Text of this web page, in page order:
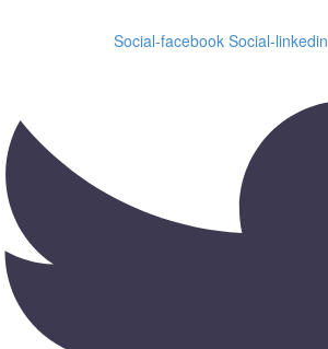
Social-facebook Social-linkedin